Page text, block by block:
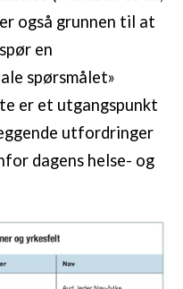
også grunnen til at
en
spørsmålet»
er et utgangspunkt
utfordringer
dagens helse- og